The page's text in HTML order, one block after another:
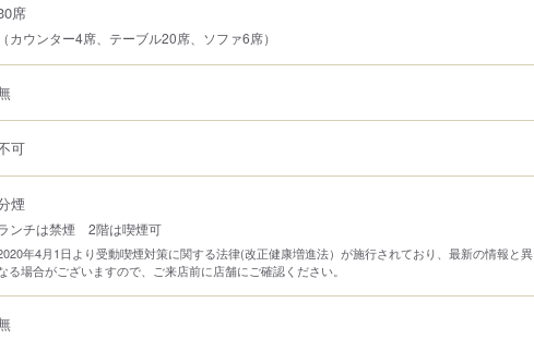
席
（カウンター4席、テーブル20席、ソファ6席）
可
煙
ンチは禁煙 2階は喫煙可
年4月1日より受動喫煙対策に関する法律(改正健康増進法）が施行されており、最新の情報と異
る場合がございますので、ご来店前に店舗にご確認ください。